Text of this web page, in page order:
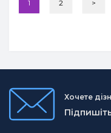
1 2 >
Хочете